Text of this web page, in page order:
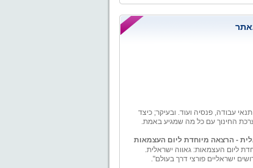
תנאי עבודה, פנסיה ועוד. ובעיקר; כיצד
החינוך עם כל מה שמגיע באמת.
ליום העצמאות: גאווה ישראלית.
ישראליים פורצי דרך בעולם".